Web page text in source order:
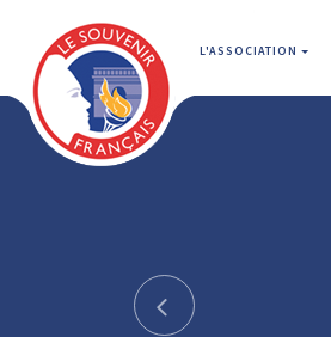
L'ASSOCIATION